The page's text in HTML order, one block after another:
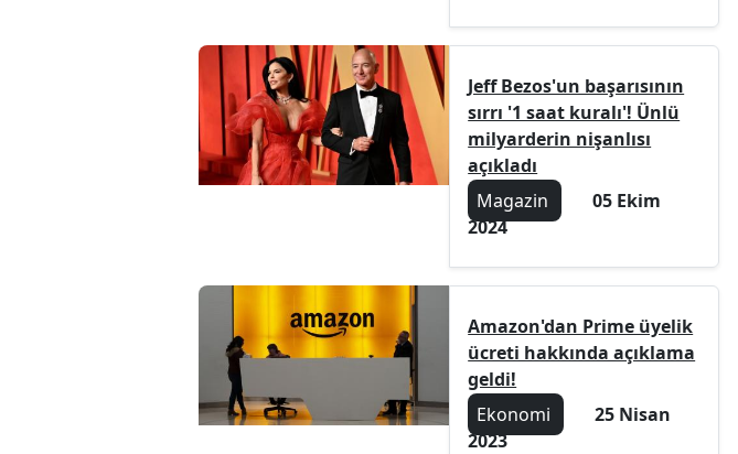
Jeff Bezos'un başarısının
sırrı '1 saat kuralı'! Ünlü
milyarderin nişanlısı
açıkladı
Magazin
05 Ekim
2024
Amazon'dan Prime üyelik
ücreti hakkında açıklama
geldi!
Ekonomi
25 Nisan
2023